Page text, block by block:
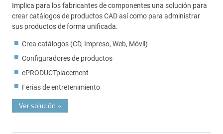
Implica para los fabricantes de componentes una solución para
crear catálogos de productos CAD así como para administrar
sus productos de forma unificada.
Crea catálogos (CD, Impreso, Web, Móvil)
Configuradores de productos
ePRODUCTplacement
Ferias de entretenimiento
Ver solución »